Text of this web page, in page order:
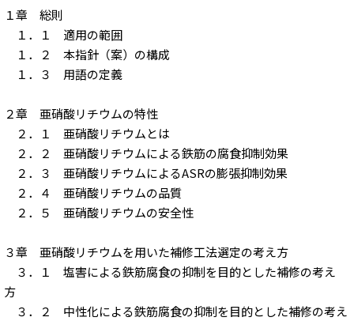
１章 総則
１．１ 適用の範囲
１．２ 本指針（案）の構成
１．３ 用語の定義
２章 亜硝酸リチウムの特性
２．１ 亜硝酸リチウムとは
２．２ 亜硝酸リチウムによる鉄筋の腐食抑制効果
２．３ 亜硝酸リチウムによるASRの膨張抑制効果
２．４ 亜硝酸リチウムの品質
２．５ 亜硝酸リチウムの安全性
３章 亜硝酸リチウムを用いた補修工法選定の考え方
３．１ 塩害による鉄筋腐食の抑制を目的とした補修の考え
方
３．２ 中性化による鉄筋腐食の抑制を目的とした補修の考え